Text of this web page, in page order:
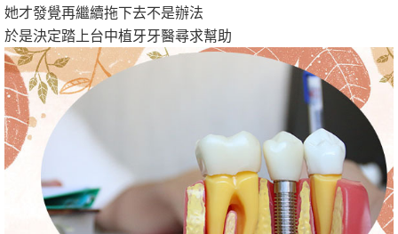
她才發覺再繼續拖下去不是辦法
於是決定踏上台中植牙牙醫尋求幫助